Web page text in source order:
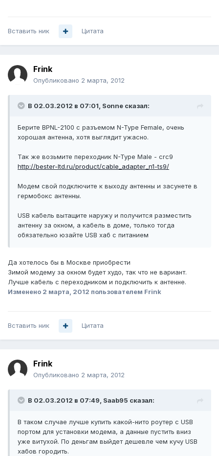
Вставить ник Цитата
Frink
Опубликовано 2 марта, 2012
В 02.03.2012 в 07:01, Sonne сказал:
Берите BPNL-2100 с разъемом N-Type Female, очень
хорошая антенна, хотя выглядит ужасно.
Так же возьмите переходник N-Type Male - crc9
http://bester-ltd.ru/product/cable_adapter_n1-ts9/
Модем свой подключите к выходу антенны и засунете в
гермобокс антенны.
USB кабель вытащите наружу и получится разместить
антенну за окном, а кабель в доме, только тогда
обязательно юзайте USB хаб с питанием
Да хотелось бы в Москве приобрести
Зимой модему за окном будет худо, так что не вариант.
Лучше кабель с переходником и подключить к антенне.
Изменено 2 марта, 2012 пользователем Frink
Вставить ник Цитата
Frink
Опубликовано 2 марта, 2012
В 02.03.2012 в 07:49, Saab95 сказал:
В таком случае лучше купить какой-нито роутер с USB
портом для установки модема, а данные пустить вниз
уже витухой. По деньгам выйдет дешевле чем кучу USB
хабов городить.